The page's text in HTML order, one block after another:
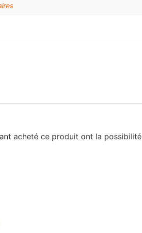
acheté ce produit ont la possibilité